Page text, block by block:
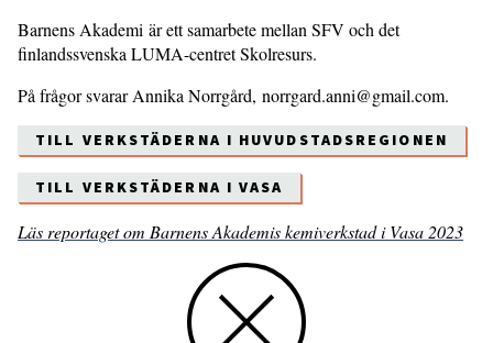
Barnens Akademi är ett samarbete mellan SFV och det
finlandssvenska LUMA-centret Skolresurs.
På frågor svarar Annika Norrgård, norrgard.anni@gmail.com.
TILL VERKSTÄDERNA I HUVUDSTADSREGIONEN
TILL VERKSTÄDERNA I VASA
Läs reportaget om Barnens Akademis kemi­verkstad i Vasa 2023